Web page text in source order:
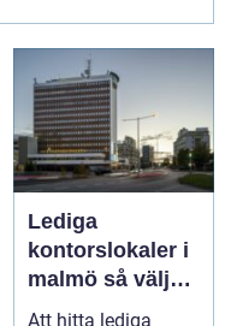
Lediga
kontorslokaler i
malmö så väljer
företag rätt läge
Att hitta lediga